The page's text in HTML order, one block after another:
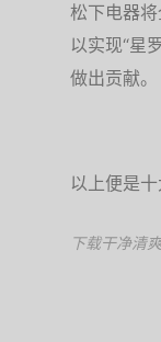
松下电器
以实现“星
做出贡献。
以上便是
下载干净清